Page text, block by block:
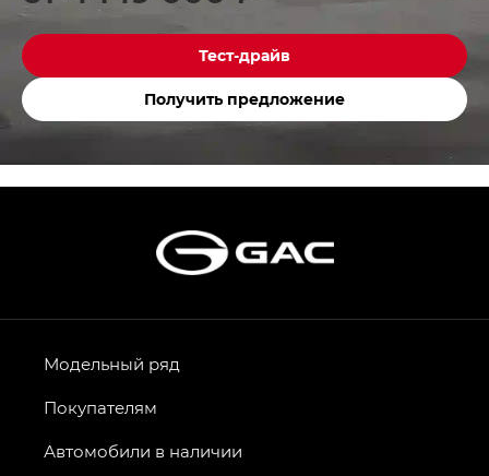
Тест-драйв
Получить предложение
Модельный ряд
Покупателям
Автомобили в наличии